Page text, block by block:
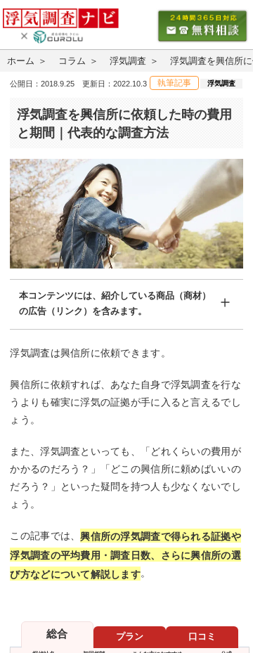
ホーム コラム 浮気調査 浮気調査を興信所
公開日：2018.9.25 更新日：2022.10.3 執筆記事 浮気調査
浮気調査を興信所に依頼した時の費用
と期間｜代表的な調査方法
本コンテンツには、紹介している商品（商材）
の広告（リンク）を含みます。
浮気調査は興信所に依頼できます。
興信所に依頼すれば、あなた自身で浮気調査を行な
うよりも確実に浮気の証拠が手に入ると言えるでし
ょう。
また、浮気調査といっても、「どれくらいの費用が
かかるのだろう？」「どこの興信所に頼めばいいの
だろう？」といった疑問を持つ人も少なくないでし
ょう。
この記事では、興信所の浮気調査で得られる証拠や
浮気調査の平均費用・調査日数、さらに興信所の選
び方などについて解説します。
総合 プラン 口コミ